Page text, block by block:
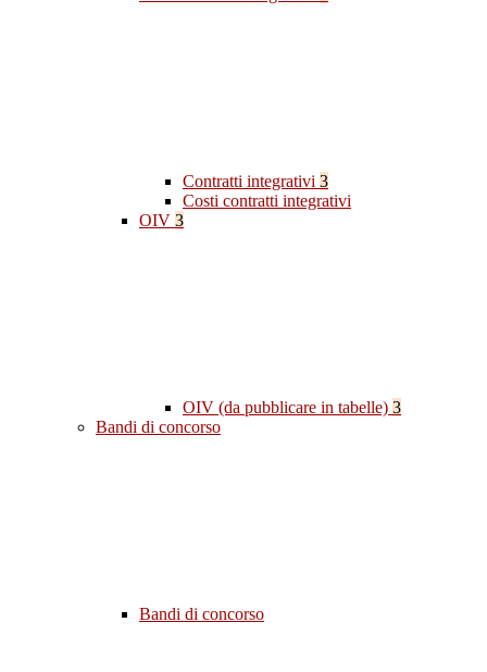
Contratti integrativi 3
Costi contratti integrativi
OIV 3
OIV (da pubblicare in tabelle) 3
Bandi di concorso
Bandi di concorso